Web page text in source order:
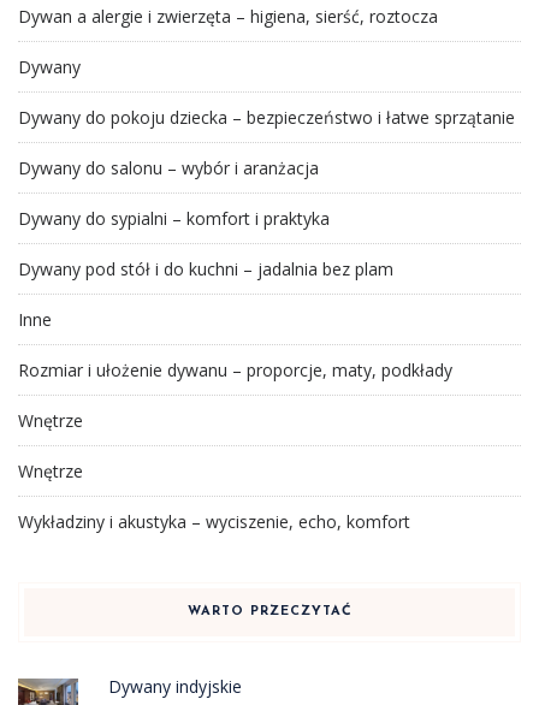
Dywan a alergie i zwierzęta – higiena, sierść, roztocza
Dywany
Dywany do pokoju dziecka – bezpieczeństwo i łatwe sprzątanie
Dywany do salonu – wybór i aranżacja
Dywany do sypialni – komfort i praktyka
Dywany pod stół i do kuchni – jadalnia bez plam
Inne
Rozmiar i ułożenie dywanu – proporcje, maty, podkłady
Wnętrze
Wnętrze
Wykładziny i akustyka – wyciszenie, echo, komfort
WARTO PRZECZYTAĆ
Dywany indyjskie